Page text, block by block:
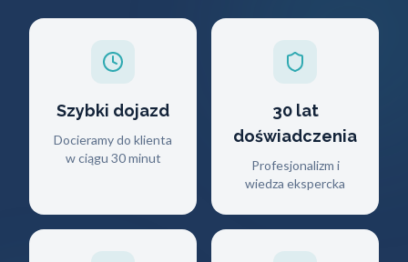
Szybki dojazd
Docieramy do klienta
w ciągu 30 minut
30 lat
doświadczenia
Profesjonalizm i
wiedza ekspercka